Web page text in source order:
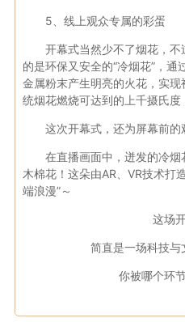
5、线上观众专属的彩蛋
开幕式当然少不了烟花，
的是环保又安全的“冷烟花”，
金属粉末产生明亮的火花，实
统烟花燃烧可达到的上千摄氏度
这次开幕式，还为屏幕前的
在直播画面中，迸发的冷
木棉花！这朵由AR、VR技术打
端浪漫”～
这场
简直是一场科技与
你被哪个环